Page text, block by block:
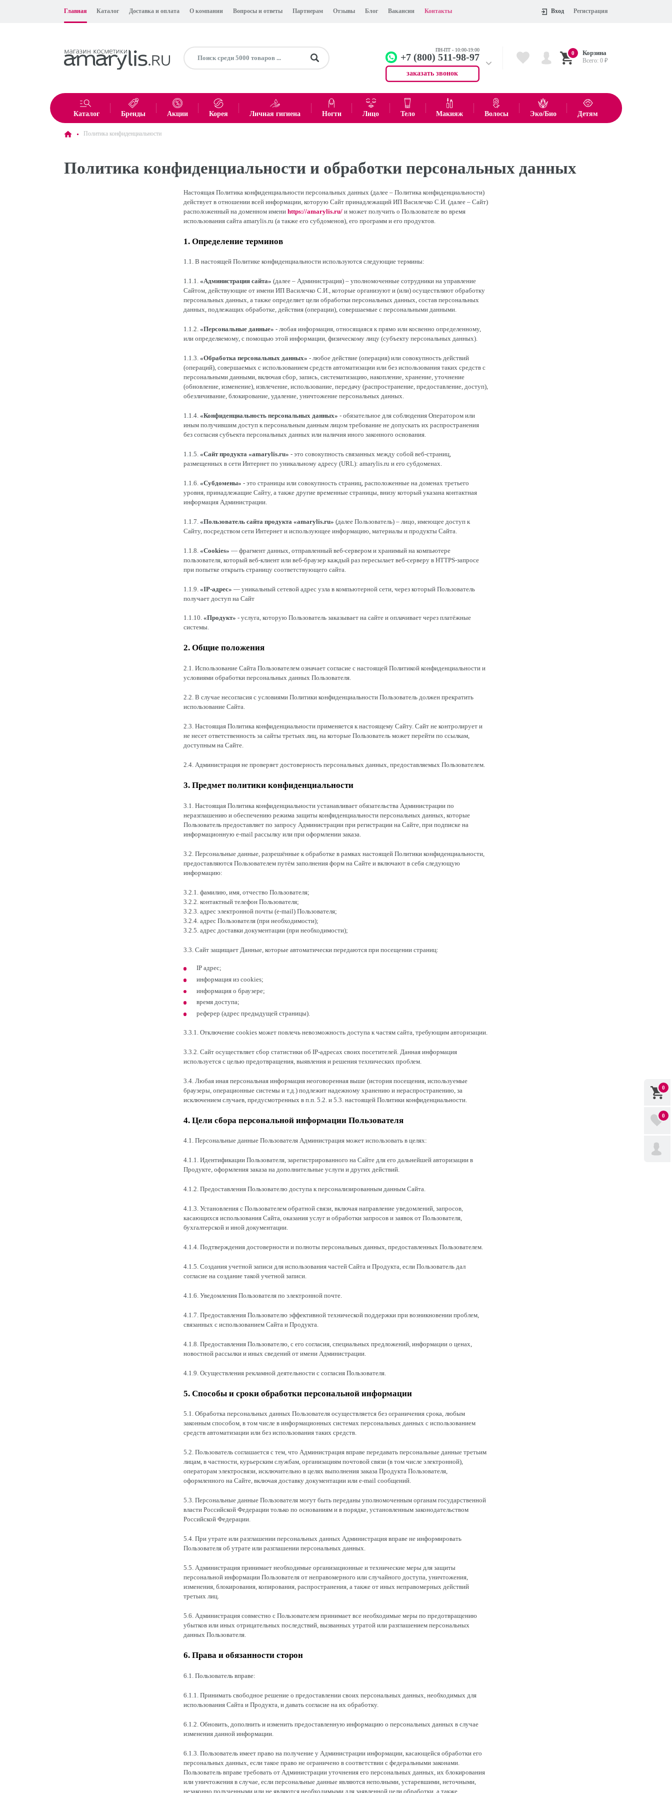
Главная Каталог Доставка и оплата О компании Вопросы и ответы Партнерам Отзывы Блог Вакансии Контакты Вход Регистрация
ПН-ПТ - 10:00-19:00
+7 (800) 511-98-97
заказать звонок
Офис +7 (499) 704-55-75
0 Корзина
Всего:0 ₽
показать все товары
Каталог Бренды Акции Корея Личная гигиена Ногти Лицо Тело Макияж Волосы Эко/Био Детям
0
0
Политика конфиденциальности
Политика конфиденциальности и обработки персональных данных
Настоящая Политика конфиденциальности персональных данных (далее – Политика конфиденциальности)
действует в отношении всей информации, которую Сайт принадлежащий ИП Василечко С.И. (далее – Сайт)
расположенный на доменном имени https://amarylis.ru/и может получить о Пользователе во время
использования сайта amarylis.ru (а также его субдоменов), его программ и его продуктов.
1. Определение терминов
1.1. В настоящей Политике конфиденциальности используются следующие термины:
1.1.1. «Администрация сайта» (далее – Администрация) – уполномоченные сотрудники на управление
Сайтом, действующие от имени ИП Василечко С.И., которые организуют и (или) осуществляют обработку
персональных данных, а также определяет цели обработки персональных данных, состав персональных
данных, подлежащих обработке, действия (операции), совершаемые с персональными данными.
1.1.2. «Персональные данные» - любая информация, относящаяся к прямо или косвенно определенному,
или определяемому, с помощью этой информации, физическому лицу (субъекту персональных данных).
1.1.3. «Обработка персональных данных» - любое действие (операция) или совокупность действий
(операций), совершаемых с использованием средств автоматизации или без использования таких средств с
персональными данными, включая сбор, запись, систематизацию, накопление, хранение, уточнение
(обновление, изменение), извлечение, использование, передачу (распространение, предоставление, доступ),
обезличивание, блокирование, удаление, уничтожение персональных данных.
1.1.4. «Конфиденциальность персональных данных» - обязательное для соблюдения Оператором или
иным получившим доступ к персональным данным лицом требование не допускать их распространения
без согласия субъекта персональных данных или наличия иного законного основания.
1.1.5. «Сайт продукта «amarylis.ru» - это совокупность связанных между собой веб-страниц,
размещенных в сети Интернет по уникальному адресу (URL): amarylis.ru и его субдоменах.
1.1.6. «Субдомены» - это страницы или совокупность страниц, расположенные на доменах третьего
уровня, принадлежащие Сайту, а также другие временные страницы, внизу который указана контактная
информация Администрации.
1.1.7. «Пользователь сайта продукта «amarylis.ru» (далее Пользователь) – лицо, имеющее доступ к
Сайту, посредством сети Интернет и использующее информацию, материалы и продукты Сайта.
1.1.8. «Cookies» — фрагмент данных, отправленный веб-сервером и хранимый на компьютере
пользователя, который веб-клиент или веб-браузер каждый раз пересылает веб-серверу в HTTPS-запросе
при попытке открыть страницу соответствующего сайта.
1.1.9. «IP-адрес» — уникальный сетевой адрес узла в компьютерной сети, через который Пользователь
получает доступ на Сайт
1.1.10. «Продукт» - услуга, которую Пользователь заказывает на сайте и оплачивает через платёжные
системы.
2. Общие положения
2.1. Использование Сайта Пользователем означает согласие с настоящей Политикой конфиденциальности и
условиями обработки персональных данных Пользователя.
2.2. В случае несогласия с условиями Политики конфиденциальности Пользователь должен прекратить
использование Сайта.
2.3. Настоящая Политика конфиденциальности применяется к настоящему Сайту. Сайт не контролирует и
не несет ответственность за сайты третьих лиц, на которые Пользователь может перейти по ссылкам,
доступным на Сайте.
2.4. Администрация не проверяет достоверность персональных данных, предоставляемых Пользователем.
3. Предмет политики конфиденциальности
3.1. Настоящая Политика конфиденциальности устанавливает обязательства Администрации по
неразглашению и обеспечению режима защиты конфиденциальности персональных данных, которые
Пользователь предоставляет по запросу Администрации при регистрации на Сайте, при подписке на
информационную e-mail рассылку или при оформлении заказа.
3.2. Персональные данные, разрешённые к обработке в рамках настоящей Политики конфиденциальности,
предоставляются Пользователем путём заполнения форм на Сайте и включают в себя следующую
информацию:
3.2.1. фамилию, имя, отчество Пользователя;
3.2.2. контактный телефон Пользователя;
3.2.3. адрес электронной почты (e-mail) Пользователя;
3.2.4. адрес Пользователя (при необходимости);
3.2.5. адрес доставки документации (при необходимости);
3.3. Сайт защищает Данные, которые автоматически передаются при посещении страниц:
IP адрес;
информация из cookies;
информация о браузере;
время доступа;
реферер (адрес предыдущей страницы).
3.3.1. Отключение cookies может повлечь невозможность доступа к частям сайта, требующим авторизации.
3.3.2. Сайт осуществляет сбор статистики об IP-адресах своих посетителей. Данная информация
используется с целью предотвращения, выявления и решения технических проблем.
3.4. Любая иная персональная информация неоговоренная выше (история посещения, используемые
браузеры, операционные системы и т.д.) подлежит надежному хранению и нераспространению, за
исключением случаев, предусмотренных в п.п. 5.2. и 5.3. настоящей Политики конфиденциальности.
4. Цели сбора персональной информации Пользователя
4.1. Персональные данные Пользователя Администрация может использовать в целях:
4.1.1. Идентификации Пользователя, зарегистрированного на Сайте для его дальнейшей авторизации в
Продукте, оформления заказа на дополнительные услуги и других действий.
4.1.2. Предоставления Пользователю доступа к персонализированным данным Сайта.
4.1.3. Установления с Пользователем обратной связи, включая направление уведомлений, запросов,
касающихся использования Сайта, оказания услуг и обработки запросов и заявок от Пользователя,
бухгалтерской и иной документации.
4.1.4. Подтверждения достоверности и полноты персональных данных, предоставленных Пользователем.
4.1.5. Создания учетной записи для использования частей Сайта и Продукта, если Пользователь дал
согласие на создание такой учетной записи.
4.1.6. Уведомления Пользователя по электронной почте.
4.1.7. Предоставления Пользователю эффективной технической поддержки при возникновении проблем,
связанных с использованием Сайта и Продукта.
4.1.8. Предоставления Пользователю, с его согласия, специальных предложений, информации о ценах,
новостной рассылки и иных сведений от имени Администрации.
4.1.9. Осуществления рекламной деятельности с согласия Пользователя.
5. Способы и сроки обработки персональной информации
5.1. Обработка персональных данных Пользователя осуществляется без ограничения срока, любым
законным способом, в том числе в информационных системах персональных данных с использованием
средств автоматизации или без использования таких средств.
5.2. Пользователь соглашается с тем, что Администрация вправе передавать персональные данные третьим
лицам, в частности, курьерским службам, организациям почтовой связи (в том числе электронной),
операторам электросвязи, исключительно в целях выполнения заказа Продукта Пользователя,
оформленного на Сайте, включая доставку документации или e-mail сообщений.
5.3. Персональные данные Пользователя могут быть переданы уполномоченным органам государственной
власти Российской Федерации только по основаниям и в порядке, установленным законодательством
Российской Федерации.
5.4. При утрате или разглашении персональных данных Администрация вправе не информировать
Пользователя об утрате или разглашении персональных данных.
5.5. Администрация принимает необходимые организационные и технические меры для защиты
персональной информации Пользователя от неправомерного или случайного доступа, уничтожения,
изменения, блокирования, копирования, распространения, а также от иных неправомерных действий
третьих лиц.
5.6. Администрация совместно с Пользователем принимает все необходимые меры по предотвращению
убытков или иных отрицательных последствий, вызванных утратой или разглашением персональных
данных Пользователя.
6. Права и обязанности сторон
6.1. Пользователь вправе:
6.1.1. Принимать свободное решение о предоставлении своих персональных данных, необходимых для
использования Сайта и Продукта, и давать согласие на их обработку.
6.1.2. Обновить, дополнить и изменить предоставленную информацию о персональных данных в случае
изменения данной информации.
6.1.3. Пользователь имеет право на получение у Администрации информации, касающейся обработки его
персональных данных, если такое право не ограничено в соответствии с федеральными законами.
Пользователь вправе требовать от Администрации уточнения его персональных данных, их блокирования
или уничтожения в случае, если персональные данные являются неполными, устаревшими, неточными,
незаконно полученными или не являются необходимыми для заявленной цели обработки, а также